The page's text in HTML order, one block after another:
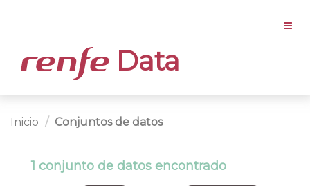
Data
Inicio Conjuntos de datos
1 conjunto de datos encontrado